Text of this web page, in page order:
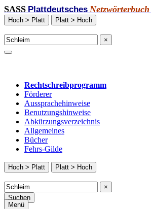
SASS Plattdeutsches Netzwörterbuch
Hoch > Platt Platt > Hoch
×
Rechtschreibprogramm
Förderer
Aussprachehinweise
Benutzungshinweise
Abkürzungsverzeichnis
Allgemeines
Bücher
Fehrs-Gilde
Hoch > Platt Platt > Hoch
×
Suchen
Menü